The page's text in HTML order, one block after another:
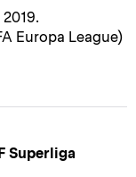
Europa League)
Superliga